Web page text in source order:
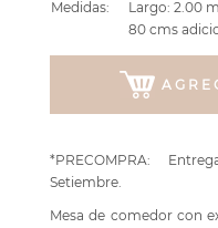
Medidas:
Largo: 2.00
80 cms
*PRECOMPRA:
Setiembre.
Mesa de comedor con